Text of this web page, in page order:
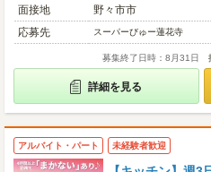
面接地
野々市市
応募先
スーパーびゅー蓮花寺
募集終了日時：8月31日
詳細を見る
アルバイト・パート 未経験者歓迎